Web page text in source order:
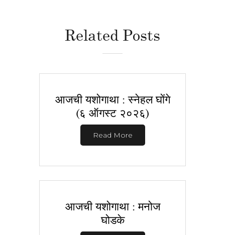
Related Posts
आजची यशोगाथा : स्नेहल घोंगे
(६ ऑगस्ट २०२६)
Read More
आजची यशोगाथा : मनोज
घोडके